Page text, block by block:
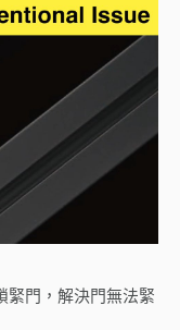
緊門，解決門無法緊